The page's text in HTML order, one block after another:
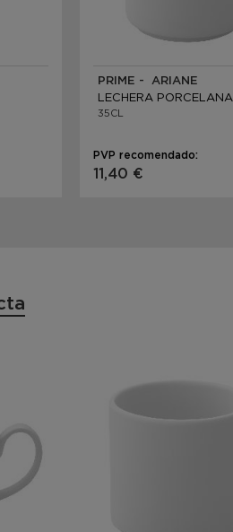
PRIME - ARIANE
LECHERA PORCELANA
35CL
PVP recomendado:
11,40 €